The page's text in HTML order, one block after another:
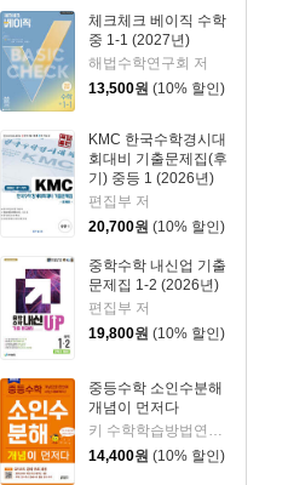
체크체크 베이직 수학
중 1-1 (2027년)
해법수학연구회 저
13,500원 (10% 할인)
KMC 한국수학경시대
회대비 기출문제집(후
기) 중등 1 (2026년)
편집부 저
20,700원 (10% 할인)
중학수학 내신업 기출
문제집 1-2 (2026년)
편집부 저
19,800원 (10% 할인)
중등수학 소인수분해
개념이 먼저다
14,400원 (10% 할인)